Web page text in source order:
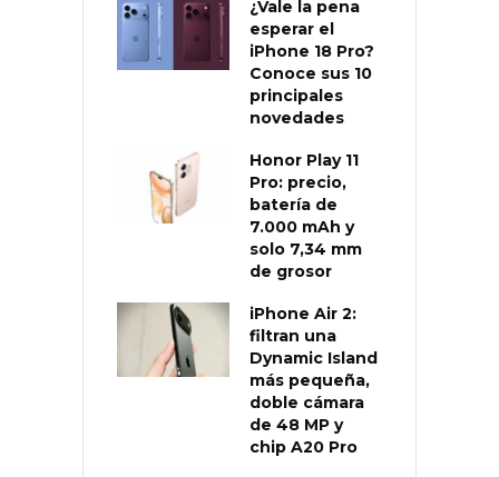
¿Vale la pena
esperar el
iPhone 18 Pro?
Conoce sus 10
principales
novedades
Honor Play 11
Pro: precio,
batería de
7.000 mAh y
solo 7,34 mm
de grosor
iPhone Air 2:
filtran una
Dynamic Island
más pequeña,
doble cámara
de 48 MP y
chip A20 Pro